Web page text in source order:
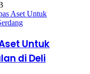
Untuk
di Deli